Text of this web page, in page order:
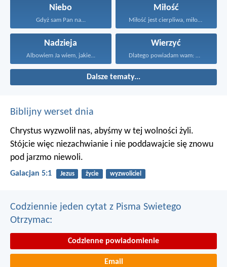
Niebo
Gdyż sam Pan na...
Miłość
Miłość jest cierpliwa, miłość...
Nadzieja
Albowiem Ja wiem, jakie...
Wierzyć
Dlatego powiadam wam: Wszystko...
Dalsze tematy...
Biblijny werset dnia
Chrystus wyzwolił nas, abyśmy w tej wolności żyli.
Stójcie więc niezachwianie i nie poddawajcie się znowu
pod jarzmo niewoli.
Galacjan 5:1 Jezus życie wyzwoliciel
Codziennie jeden cytat z Pisma Swietego
Otrzymac:
Codzienne powiadomienie
Email